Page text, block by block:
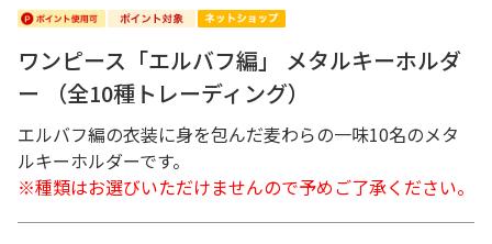
ワンピース「エルバフ編」 メタルキーホルダ
ー （全10種トレーディング）
エルバフ編の衣装に身を包んだ麦わらの一味10名のメタ
ルキーホルダーです。
※種類はお選びいただけませんので予めご了承ください。